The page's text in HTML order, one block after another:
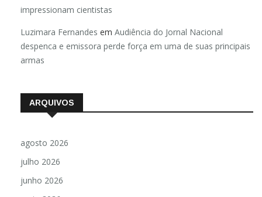
impressionam cientistas
Luzimara Fernandes em Audiência do Jornal Nacional
despenca e emissora perde força em uma de suas principais
armas
ARQUIVOS
agosto 2026
julho 2026
junho 2026